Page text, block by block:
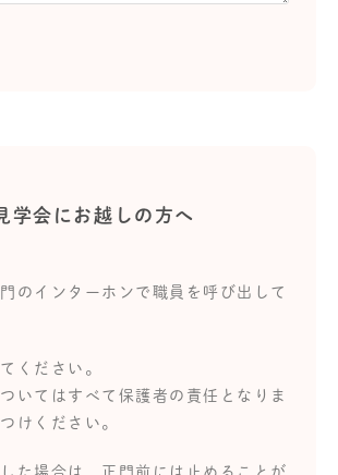
学会にお越しの方へ
のインターホンで職員を呼び出して
ください。
いてはすべて保護者の責任となりま
けください。
た場合は、正門前には止めることが